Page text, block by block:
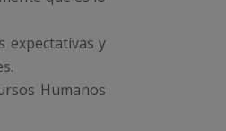
expectativas y
Humanos